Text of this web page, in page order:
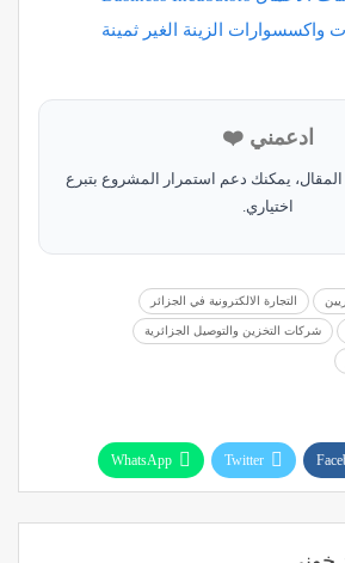
واكسسوارات الزينة الغير ثمينة
ادعمني ❤️
يمكنك دعم استمرار المشروع بتبرع
اختياري.
التجارة الالكترونية في الجزائر
شركات التخزين والتوصيل الجزائرية
Twitter
WhatsApp